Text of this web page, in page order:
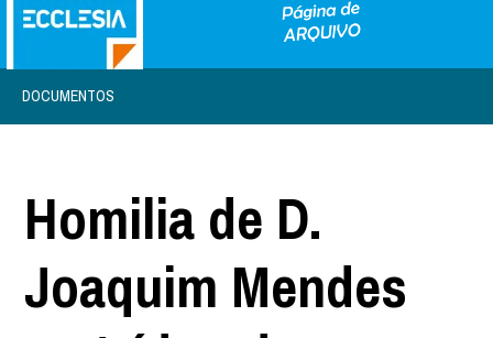
DOCUMENTOS
Homilia de D.
Joaquim Mendes